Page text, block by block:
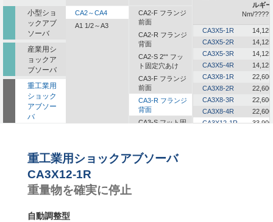
小型ショ
ックアブ
ソーバ
産業用シ
ョックア
ブソーバ
重工業用
ショック
アブソー
バ
CA2～CA4
A1 1/2～A3
CA2-F フランジ
前面
CA2-R フランジ
背面
CA2-S 2““ フッ
ト固定穴あけ
CA3-F フランジ
前面
CA3-R フランジ
背面
CA3-S フット固
前面
CA4-R フランジ
ルギー
Nm/?????
CA3X5-1R
14,125
CA3X5-2R
14,125
CA3X5-3R
14,125
CA3X5-4R
14,125
CA3X8-1R
22,600
CA3X8-2R
22,600
CA3X8-3R
22,600
CA3X8-4R
22,600
CA3X12-1R
33,900
重工業用ショックアブソーバ
CA3X12-1R
重量物を確実に停止
自動調整型